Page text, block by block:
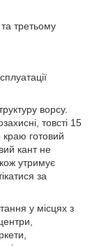
третьому
ворсу.
товсті 15
готовий
кант не
утримує
за
у місцях з